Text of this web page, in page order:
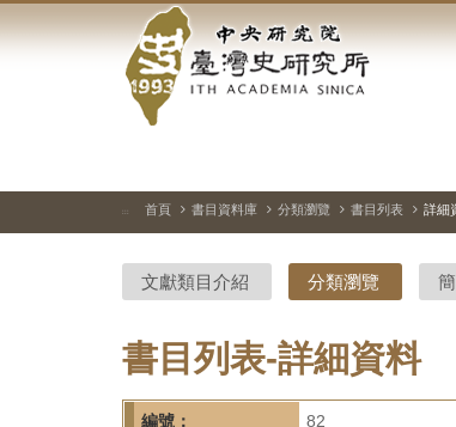
到
中
央
研
院-
臺
灣
史
研
::: 首頁 書目資料庫 分類瀏覽 書目列表 詳細
文獻類目介紹 分類瀏覽
書目列表-詳細資料
編號： 82